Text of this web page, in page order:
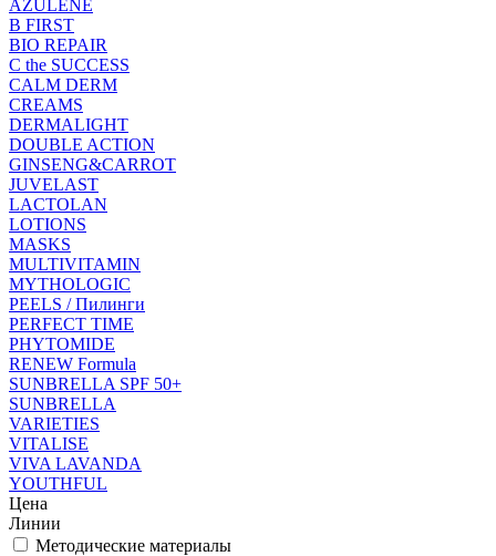
AZULENE
B FIRST
BIO REPAIR
C the SUCCESS
CALM DERM
CREAMS
DERMALIGHT
DOUBLE ACTION
GINSENG&CARROT
JUVELAST
LACTOLAN
LOTIONS
MASKS
MULTIVITAMIN
MYTHOLOGIC
PEELS / Пилинги
PERFECT TIME
PHYTOMIDE
RENEW Formula
SUNBRELLA SPF 50+
SUNBRELLA
VARIETIES
VITALISE
VIVA LAVANDA
YOUTHFUL
Цена
Линии
Методические материалы